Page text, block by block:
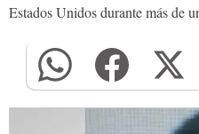
Estados Unidos durante más de